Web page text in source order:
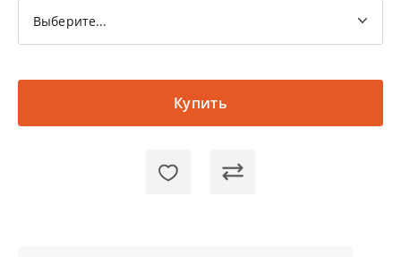
Выберите...
Купить